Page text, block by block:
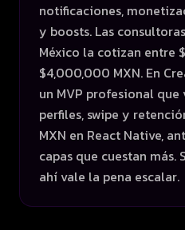
notificaciones,
y boosts. Las
México la cotizan entre
$4,000,000 MXN. En
un MVP profesional
perfiles, swipe y
MXN en React Native,
capas que cuestan
ahí vale la pena escalar.